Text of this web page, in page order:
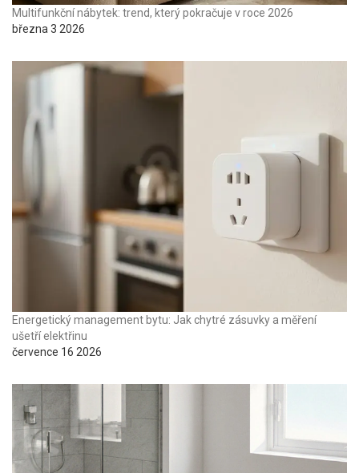
Multifunkční nábytek: trend, který pokračuje v roce 2026
března 3 2026
Energetický management bytu: Jak chytré zásuvky a měření
ušetří elektřinu
července 16 2026